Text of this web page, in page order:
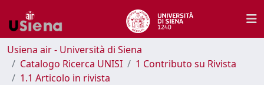
Usiena air - Università di Siena
Catalogo Ricerca UNISI
1 Contributo su Rivista
1.1 Articolo in rivista